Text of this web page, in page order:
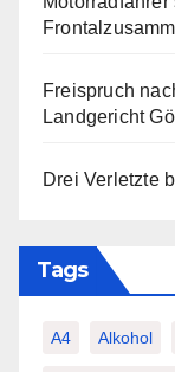
Freispruch
Landgericht
Drei Verletzte
Tags
A4 Alkohol